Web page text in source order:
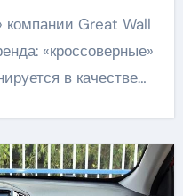
«кроссоверные»
в качестве…